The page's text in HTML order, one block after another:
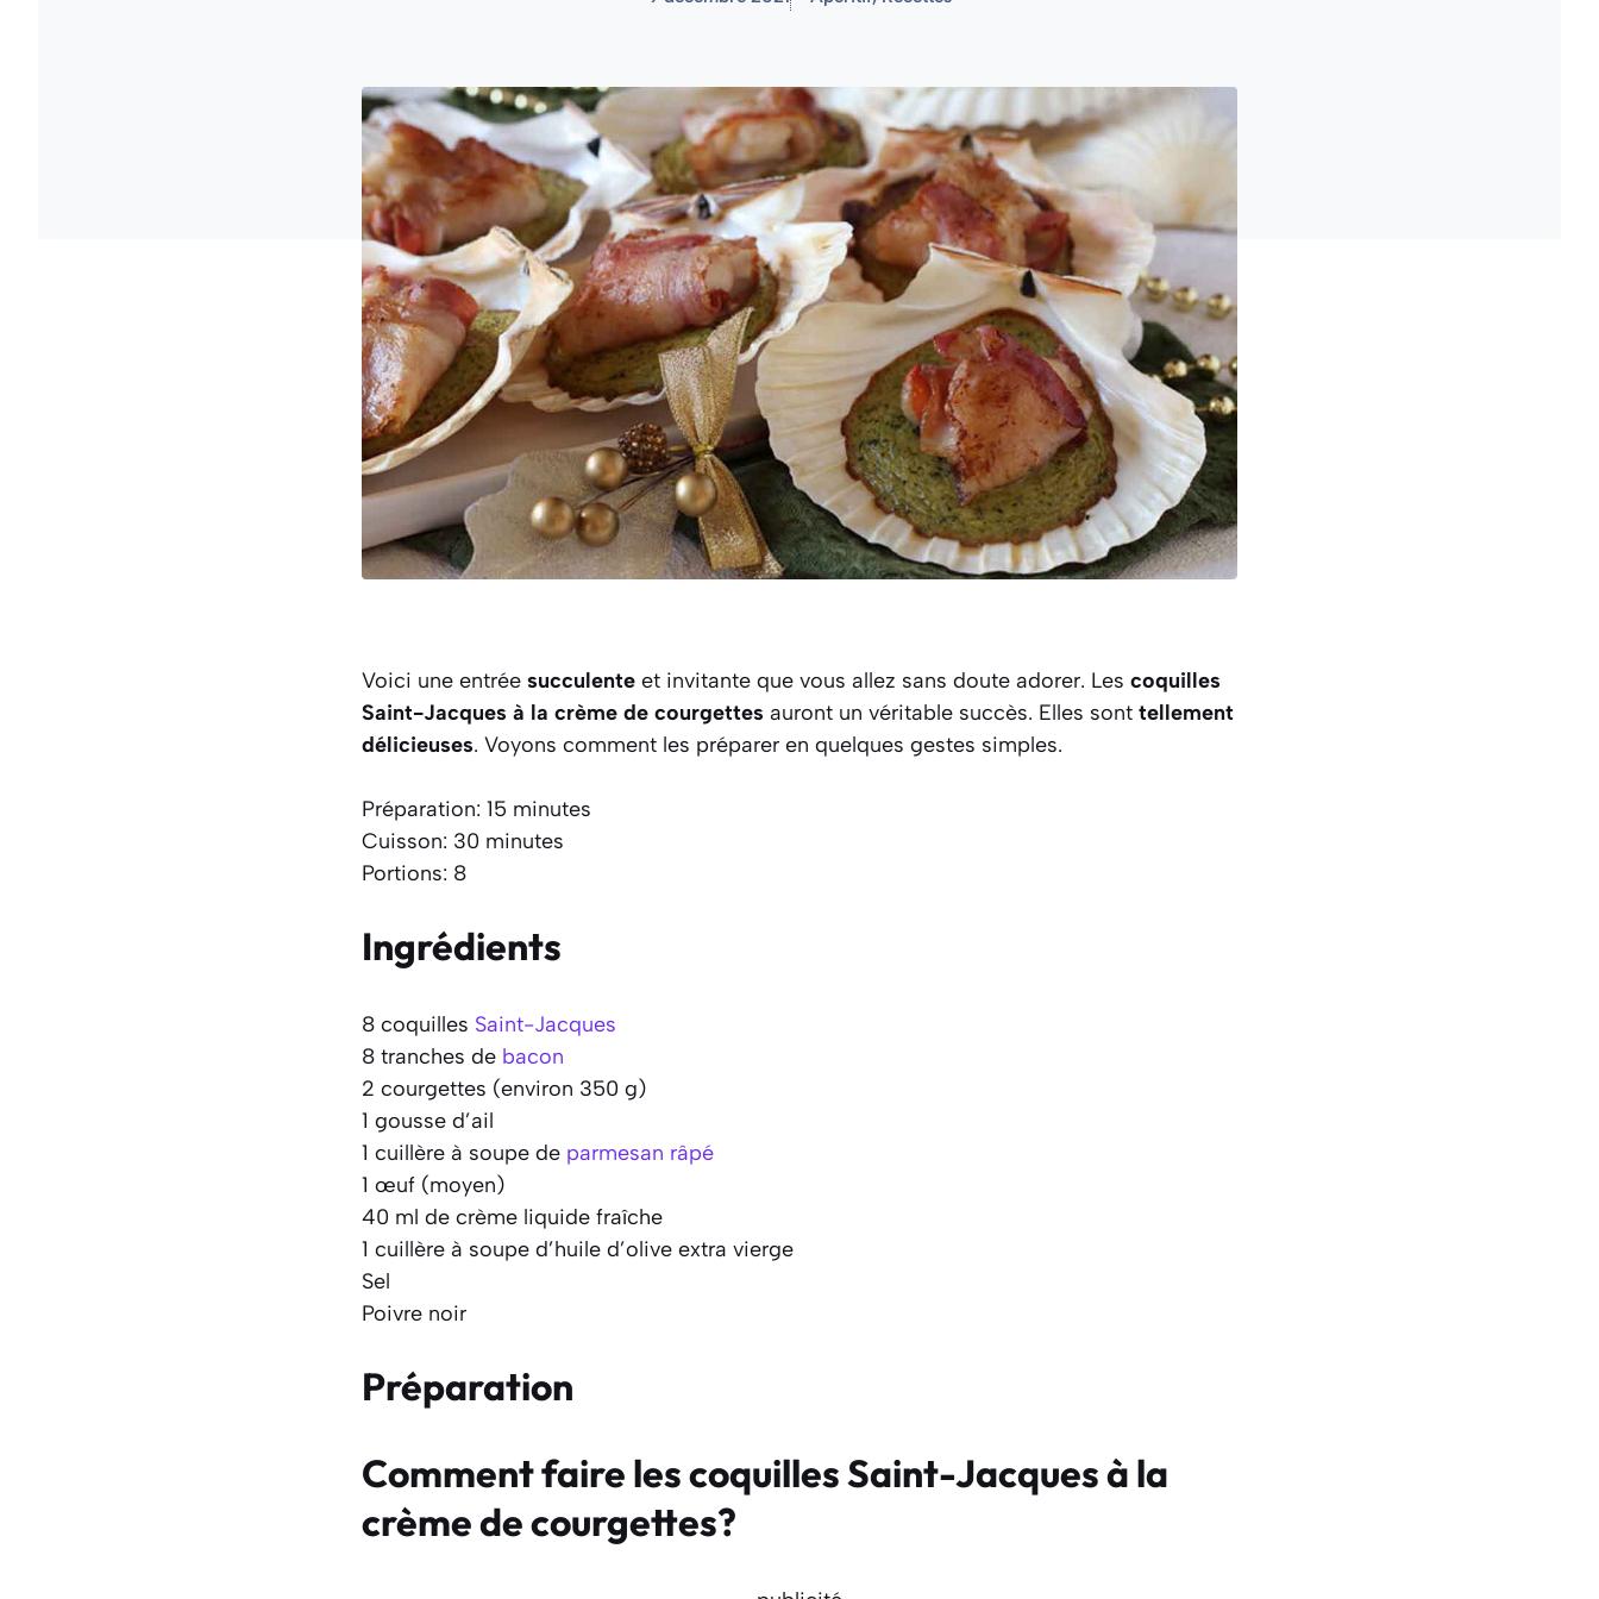
Voici une entrée succulente et invitante que vous allez sans doute adorer. Les coquilles
Saint-Jacques à la crème de courgettes auront un véritable succès. Elles sont tellement
délicieuses. Voyons comment les préparer en quelques gestes simples.
Préparation: 15 minutes
Cuisson: 30 minutes
Portions: 8
Ingrédients
8 coquilles Saint-Jacques
8 tranches de bacon
2 courgettes (environ 350 g)
1 gousse d’ail
1 cuillère à soupe de parmesan râpé
1 œuf (moyen)
40 ml de crème liquide fraîche
1 cuillère à soupe d’huile d’olive extra vierge
Sel
Poivre noir
Préparation
Comment faire les coquilles Saint-Jacques à la
crème de courgettes?